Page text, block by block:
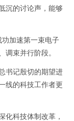
沉的讨论声，能够
加速第一束电子
调束并行阶段。
记殷切的期望进
线的科技工作者更
科技体制改革，